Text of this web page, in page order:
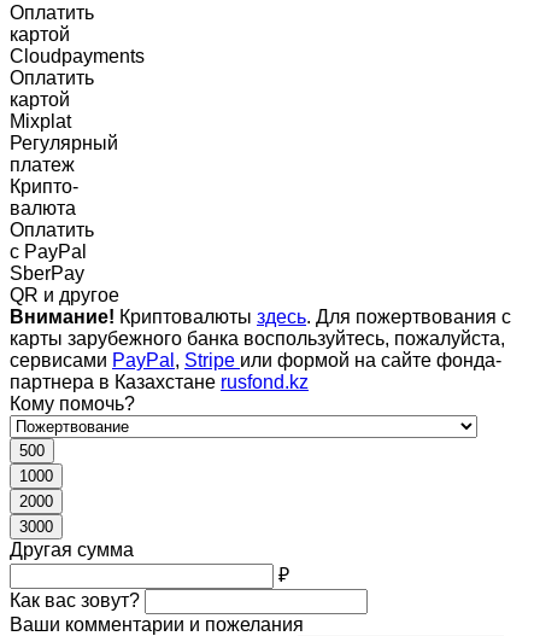
Оплатить
картой
Cloudpayments
Оплатить
картой
Mixplat
Регулярный
платеж
Крипто-
валюта
Оплатить
c PayPal
SberPay
QR и другое
Внимание! Криптовалюты здесь. Для пожертвования с
карты зарубежного банка воспользуйтесь, пожалуйста,
сервисами PayPal , Stripe или формой на сайте фонда-
партнера в Казахстане rusfond.kz
Кому помочь?
500
1000
2000
3000
Другая сумма
₽
Как вас зовут?
Ваши комментарии и пожелания